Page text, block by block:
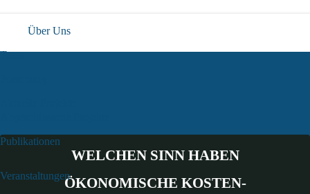
Über Uns
Team
Publikationen
Veranstaltungen
WELCHEN SINN HABEN
ÖKONOMISCHE KOSTEN-